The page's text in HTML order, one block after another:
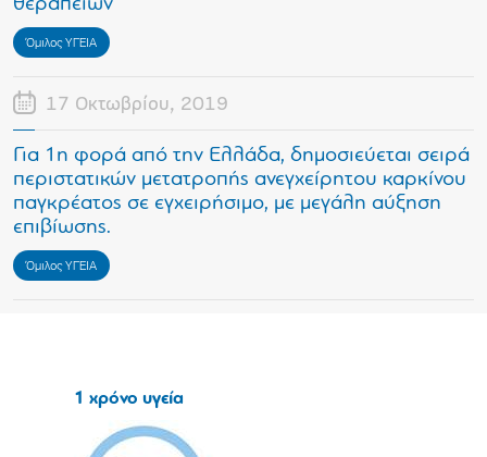
θεραπειών
Όμιλος ΥΓΕΙΑ
17 Οκτωβρίου, 2019
Για 1η φορά από την Ελλάδα, δημοσιεύεται σειρά
περιστατικών μετατροπής ανεγχείρητου καρκίνου
παγκρέατος σε εγχειρήσιμο, με μεγάλη αύξηση
επιβίωσης.
Όμιλος ΥΓΕΙΑ
1 χρόνο υγεία